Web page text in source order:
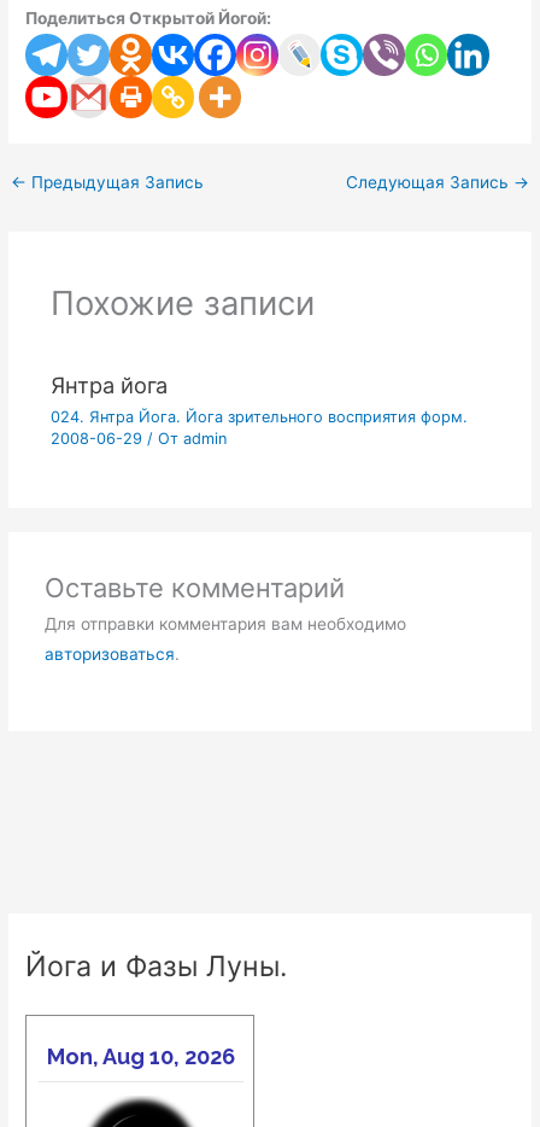
Поделиться Открытой Йогой:
← Предыдущая Запись Следующая Запись →
Похожие записи
Янтра йога
024. Янтра Йога. Йога зрительного восприятия форм.
2008-06-29 / От admin
Оставьте комментарий
Для отправки комментария вам необходимо
авторизоваться.
Йога и Фазы Луны.